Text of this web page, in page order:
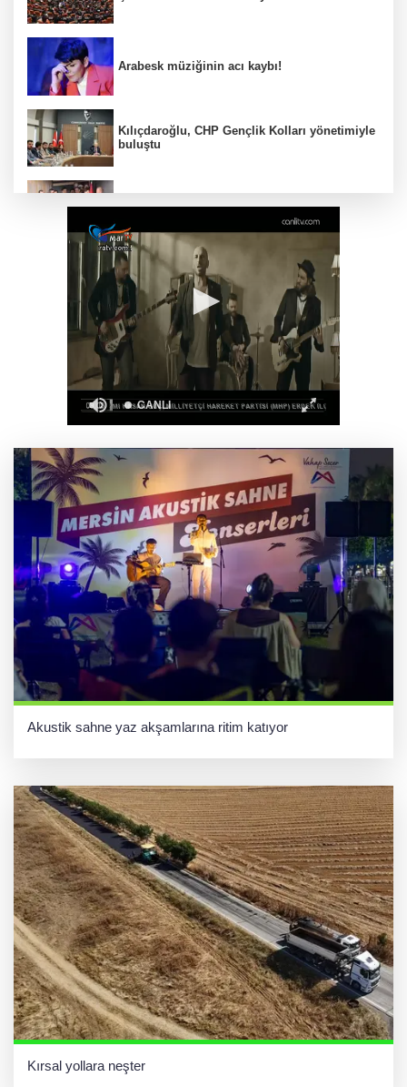
Arabesk müziğinin acı kaybı!
Kılıçdaroğlu, CHP Gençlik Kolları yönetimiyle
buluştu
Menderes Belediye Başkanı İlkay Çiçek
görevden uzaklaştırıldı
Anadolu Otoyolu'nda kamyonet çekiciye
çarptı!
Ganita Akşamları’nda büyük coşku
Akustik sahne yaz akşamlarına ritim katıyor
Kırsal yollara neşter